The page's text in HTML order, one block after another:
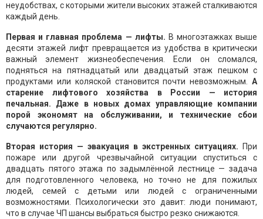
неудобствах, с которыми жители высоких этажей сталкиваются
каждый день.
Первая и главная проблема — лифты. В многоэтажках выше
десяти этажей лифт превращается из удобства в критически
важный элемент жизнеобеспечения. Если он сломался,
подняться на пятнадцатый или двадцатый этаж пешком с
продуктами или коляской становится почти невозможным. А
старение лифтового хозяйства в России — история
печальная. Даже в новых домах управляющие компании
порой экономят на обслуживании, и технические сбои
случаются регулярно.
Вторая история — эвакуация в экстренных ситуациях. При
пожаре или другой чрезвычайной ситуации спуститься с
двадцать пятого этажа по задымлённой лестнице — задача
для подготовленного человека, но точно не для пожилых
людей, семей с детьми или людей с ограниченными
возможностями. Психологически это давит: люди понимают,
что в случае ЧП шансы выбраться быстро резко снижаются.